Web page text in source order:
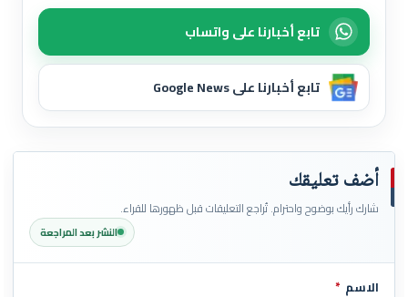
تابع أخبارنا على واتساب
تابع أخبارنا على Google News
أضف تعليقك
شارك رأيك بوضوح واحترام. تُراجع التعليقات قبل ظهورها للقراء.
النشر بعد المراجعة
الاسم *